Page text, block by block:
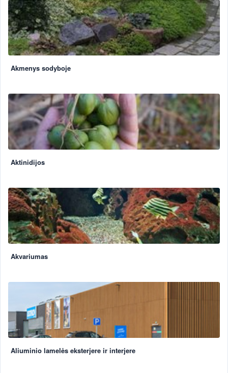
Akmenys sodyboje
Aktinidijos
Akvariumas
Aliuminio lamelės eksterjere ir interjere